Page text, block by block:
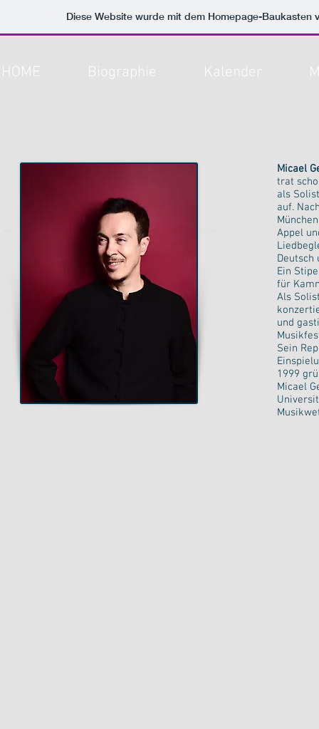
Diese Website wurde mit dem Homepage-Baukasten
HOME Biographie Kalender
Micael
trat
als
auf.
Appel
Deutsch
Ein
für
Als
und
Sein
1999
Micael